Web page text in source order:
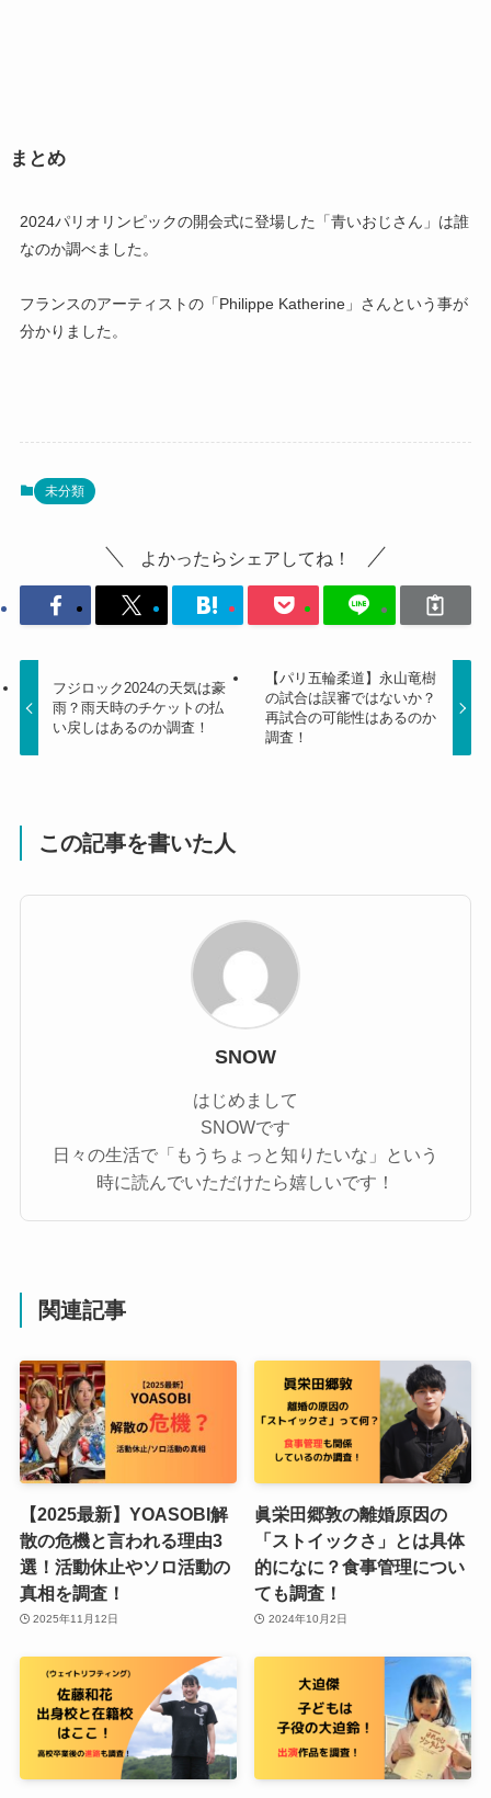
まとめ
2024パリオリンピックの開会式に登場した「青いおじさん」は誰
なのか調べました。
フランスのアーティストの「Philippe Katherine」さんという事が
分かりました。
未分類
よかったらシェアしてね！
フジロック2024の天気は豪
雨？雨天時のチケットの払
い戻しはあるのか調査！
【パリ五輪柔道】永山竜樹
の試合は誤審ではないか？
再試合の可能性はあるのか
調査！
この記事を書いた人
SNOW
はじめまして
SNOWです
日々の生活で「もうちょっと知りたいな」という
時に読んでいただけたら嬉しいです！
関連記事
【2025最新】YOASOBI解
散の危機と言われる理由3
選！活動休止やソロ活動の
真相を調査！
2025年11月12日
眞栄田郷敦の離婚原因の
「ストイックさ」とは具体
的になに？食事管理につい
ても調査！
2024年10月2日